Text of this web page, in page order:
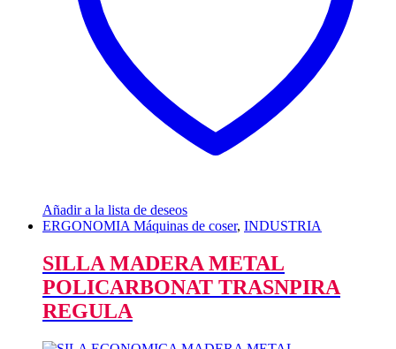
Añadir a la lista de deseos
ERGONOMIA Máquinas de coser, INDUSTRIA
SILLA MADERA METAL
POLICARBONAT TRASNPIRA
REGULA